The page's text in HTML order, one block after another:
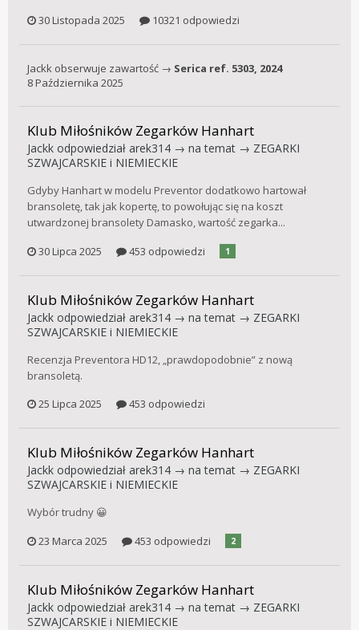
30 Listopada 2025
10321 odpowiedzi
Jackk obserwuje zawartość → Serica ref. 5303, 2024
8 Października 2025
Klub Miłośników Zegarków Hanhart
Jackk odpowiedział arek314 → na temat → ZEGARKI
SZWAJCARSKIE i NIEMIECKIE
Gdyby Hanhart w modelu Preventor dodatkowo hartował
bransoletę, tak jak kopertę, to powołując się na koszt
utwardzonej bransolety Damasko, wartość zegarka...
30 Lipca 2025
453 odpowiedzi 1
Klub Miłośników Zegarków Hanhart
Jackk odpowiedział arek314 → na temat → ZEGARKI
SZWAJCARSKIE i NIEMIECKIE
Recenzja Preventora HD12, „prawdopodobnie” z nową
bransoletą.
25 Lipca 2025
453 odpowiedzi
Klub Miłośników Zegarków Hanhart
Jackk odpowiedział arek314 → na temat → ZEGARKI
SZWAJCARSKIE i NIEMIECKIE
Wybór trudny 😀
23 Marca 2025
453 odpowiedzi 2
Klub Miłośników Zegarków Hanhart
Jackk odpowiedział arek314 → na temat → ZEGARKI
SZWAJCARSKIE i NIEMIECKIE